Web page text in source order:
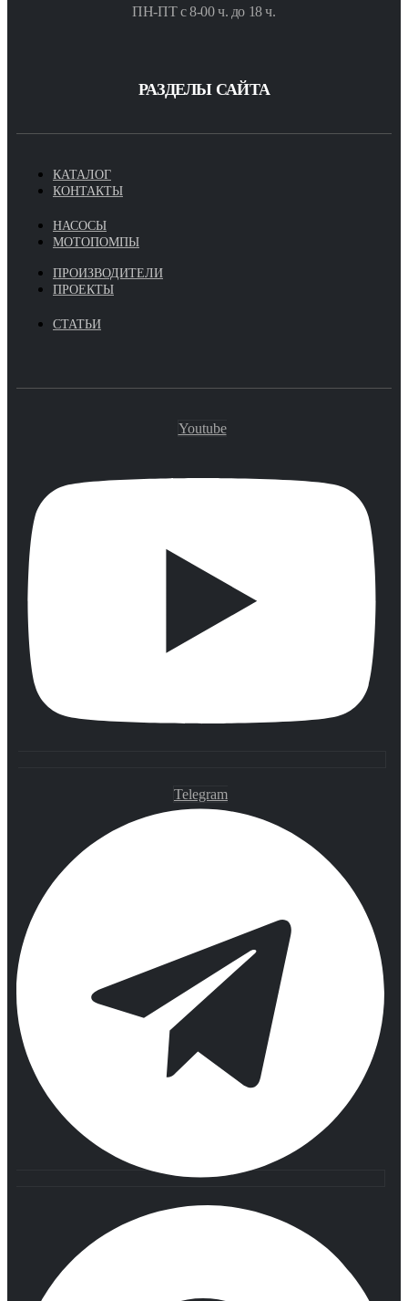
ПН-ПТ с 8-00 ч. до 18 ч.
РАЗДЕЛЫ САЙТА
КАТАЛОГ
КОНТАКТЫ
НАСОСЫ
МОТОПОМПЫ
ПРОИЗВОДИТЕЛИ
ПРОЕКТЫ
СТАТЬИ
Youtube
Telegram